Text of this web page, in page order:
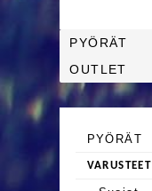
PYÖRÄT
OUTLET
PYÖRÄT
VARUSTEET